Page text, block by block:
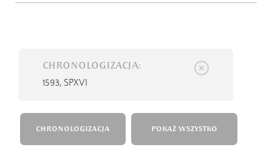
CHRONOLOGIZACJA:
1593, SPXVI
CHRONOLOGIZACJA POKAŻ WSZYSTKO